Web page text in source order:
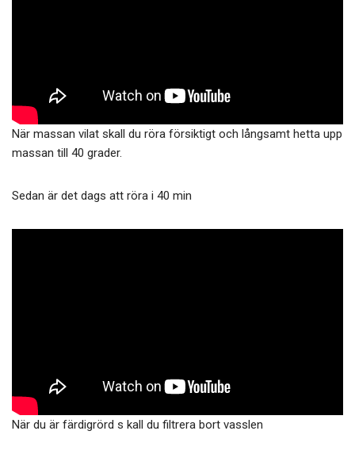
När massan vilat skall du röra försiktigt och långsamt hetta upp
massan till 40 grader.
Sedan är det dags att röra i 40 min
När du är färdigrörd s kall du filtrera bort vasslen